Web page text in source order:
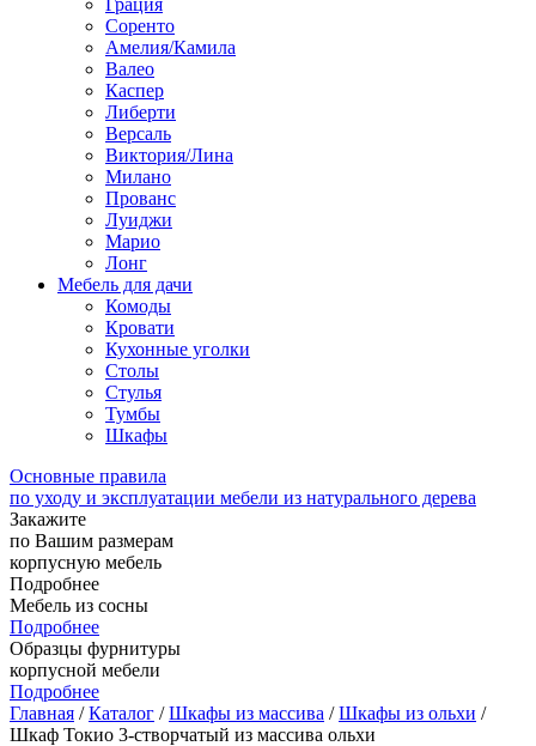
Грация
Соренто
Амелия/Камила
Валео
Каспер
Либерти
Версаль
Виктория/Лина
Милано
Прованс
Луиджи
Марио
Лонг
Мебель для дачи
Комоды
Кровати
Кухонные уголки
Столы
Стулья
Тумбы
Шкафы
Основные правила
по уходу и эксплуатации мебели из натурального дерева
Закажите
по Вашим размерам
корпусную мебель
Подробнее
Мебель из сосны
Подробнее
Образцы фурнитуры
корпусной мебели
Подробнее
Главная /Каталог /Шкафы из массива /Шкафы из ольхи /
Шкаф Токио 3-створчатый из массива ольхи